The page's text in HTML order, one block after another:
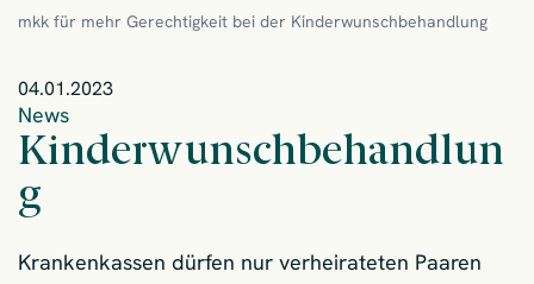
mkk für mehr Gerechtigkeit bei der Kinderwunschbehandlung
04.01.2023
News
Kinderwunschbehandlun
g
Krankenkassen dürfen nur verheirateten Paaren